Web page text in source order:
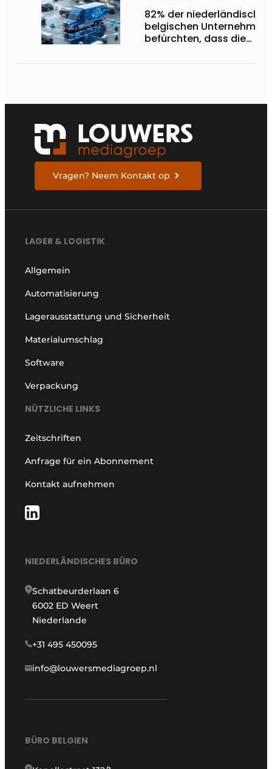
82% der
belgischen Unternehmen
befürchten, dass die
Vragen? Neem Kontakt op
LAGER & LOGISTIK
Allgemein
Automatisierung
Lagerausstattung und Sicherheit
Materialumschlag
Software
Verpackung
NÜTZLICHE LINKS
Zeitschriften
Anfrage für ein Abonnement
Kontakt aufnehmen
NIEDERLÄNDISCHES BÜRO
Schatbeurderlaan 6
6002 ED Weert
Niederlande
+31 495 450095
info@louwersmediagroep.nl
BÜRO BELGIEN